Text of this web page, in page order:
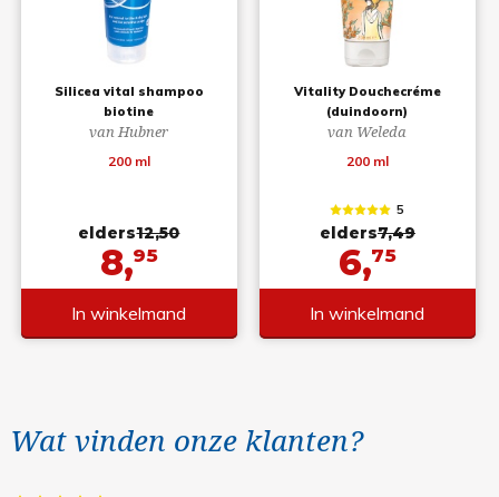
Silicea vital shampoo
biotine
van Hubner
200 ml
elders12,50
8,95
In winkelmand
Vitality Douchecréme
(duindoorn)
van Weleda
200 ml
5
elders7,49
6,75
In winkelmand
Wat vinden onze klanten?